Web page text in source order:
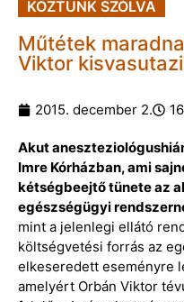
KÖZTÜNK SZÓLVA
Műtétek
Viktor
2015. december 2.
Akut
Imre Kórházban, ami
kétségbeejtő tünete az
egészségügyi
mint a jelenlegi ellátó
költségvetési forrás az
elkeseredett eseményre
amelyért Orbán Viktor